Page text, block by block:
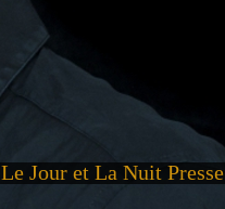
Le Jour et La Nuit Presse